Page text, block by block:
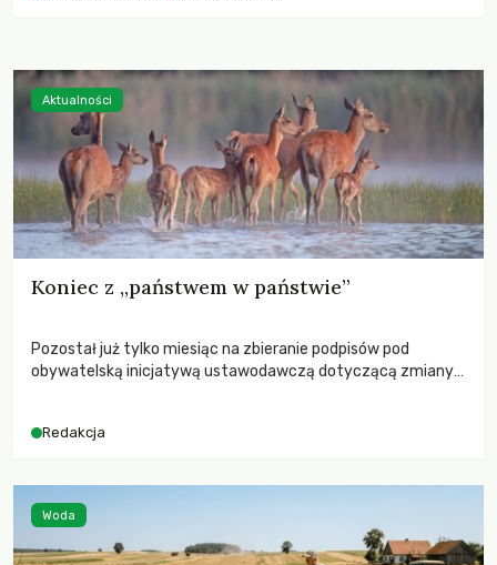
Koniec z „państwem w państwie”
Pozostał już tylko miesiąc na zbieranie podpisów pod
obywatelską inicjatywą ustawodawczą dotyczącą zmiany
niezwykle korzystne rozwiązania dla przyrody i zwierząt,
funkcjonowania łowiectwa w Polsce.
Redakcja
Aktualności
Woda